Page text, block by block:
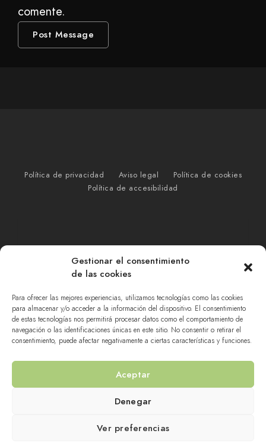
Gestionar el consentimiento
de las cookies
Para ofrecer las mejores experiencias, utilizamos tecnologías como las cookies
para almacenar y/o acceder a la información del dispositivo. El consentimiento
de estas tecnologías nos permitirá procesar datos como el comportamiento de
navegación o las identificaciones únicas en este sitio. No consentir o retirar el
consentimiento, puede afectar negativamente a ciertas características y funciones.
Aceptar
Denegar
Ver preferencias
comente.
Política de privacidad Aviso legal
Política de cookies
Política de accesibilidad
TIENDAS ONLINE .